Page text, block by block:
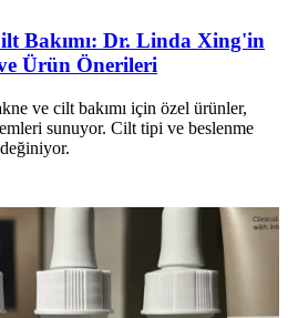
Bakımı: Dr. Linda Xing'in
Ürün Önerileri
ve cilt bakımı için özel ürünler,
sunuyor. Cilt tipi ve beslenme